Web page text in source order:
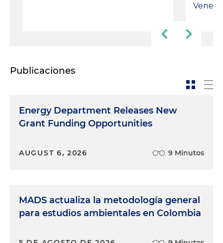
Publicaciones
Energy Department Releases New
Grant Funding Opportunities
AUGUST 6, 2026 9 Minutos
MADS actualiza la metodología general
para estudios ambientales en Colombia